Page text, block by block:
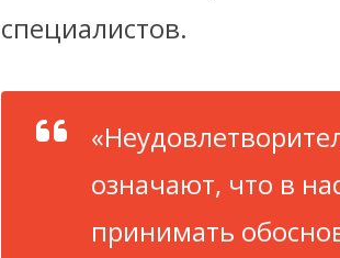
специалистов.
означают, что в
принимать